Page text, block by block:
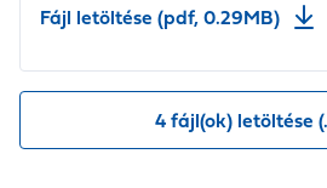
Fájl letöltése (pdf, 0.29MB)
4 fájl(ok) letöltése